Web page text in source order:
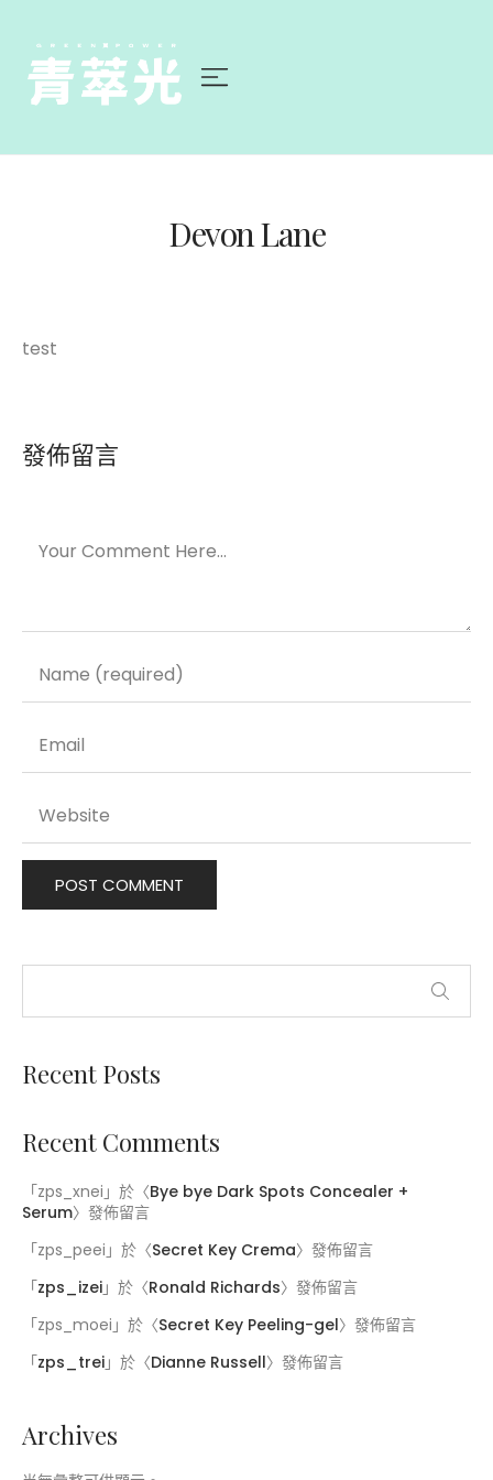
Devon Lane
Recent Posts
Recent Comments
「zps_xnei 」於〈Bye bye Dark Spots Concealer +
Serum〉發佈留言
「zps_peei 」於〈Secret Key Crema〉發佈留言
「zps_izei 」於〈Ronald Richards〉發佈留言
「zps_moei 」於〈Secret Key Peeling-gel〉發佈留言
「zps_trei 」於〈Dianne Russell〉發佈留言
Archives
test
發佈留言